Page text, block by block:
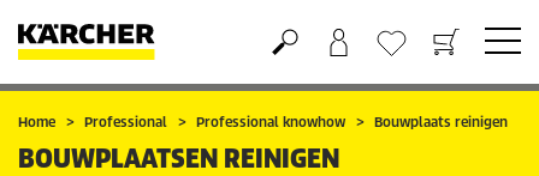
Boodschappenmandje
Verlanglijstje
Home Professional Professional knowhow Bouwplaats reinigen
BOUWPLAATSEN REINIGEN